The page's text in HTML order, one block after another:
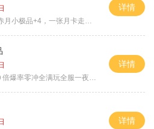
小极品+4，一张月卡走天涯b
详情
爆率零冲全满玩全服一夜终极
详情
详情